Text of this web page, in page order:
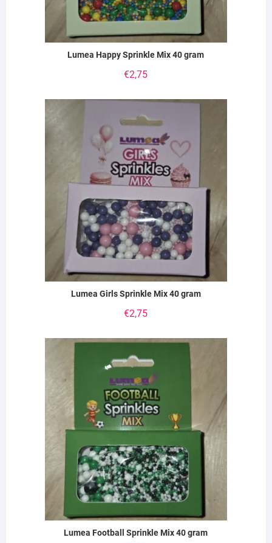
Lumea Happy Sprinkle Mix 40 gram
€2,75
Lumea Girls Sprinkle Mix 40 gram
€2,75
Lumea Football Sprinkle Mix 40 gram